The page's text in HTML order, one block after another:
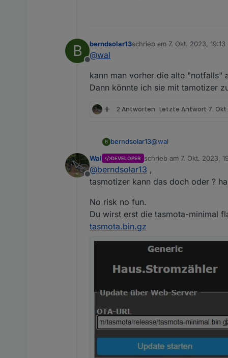
B
Offline
berndsolar13schrieb am 7. Okt. 2023, 19:13
zuletzt editiert von
@wal
kann man vorher die alte "notfalls"
Dann könnte ich sie mit tamotizer
2 Antworten Letzte Antwort 7.
B berndsolar13@wal
kann man vorher die
Offline
Wal DEVELOPER schrieb am 7. Okt. 2023,
zuletzt editiert von
@berndsolar13 ,
tasmotizer kann das doch oder ?
No risk no fun.
Du wirst erst die tasmota-minimal
tasmota.bin.gz